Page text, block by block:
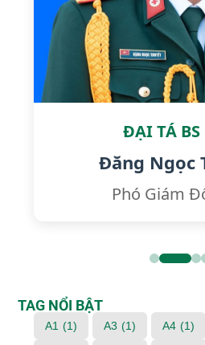
ĐẠI TÁ
Đăng Ngọc
Phó Giám
TAG NỔI BẬT
A1 (1) A3 (1) A4 (1)